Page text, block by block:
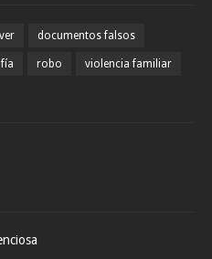
documentos falsos
robo violencia familiar